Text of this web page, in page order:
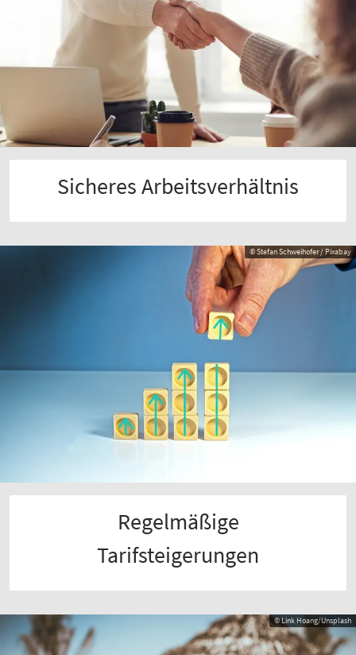
Sicheres Arbeitsverhältnis
© Stefan Schweihofer / Pixabay
Regelmäßige
Tarifsteigerungen
© Link Hoang/Unsplash